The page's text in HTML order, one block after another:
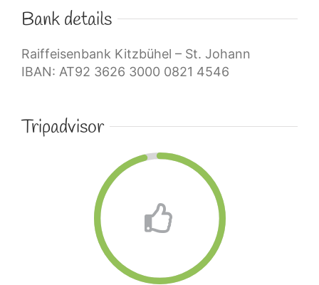
Bank details
Raiffeisenbank Kitzbühel – St. Johann
IBAN: AT92 3626 3000 0821 4546
Tripadvisor